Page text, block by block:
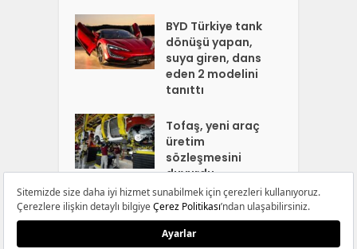
BYD Türkiye tank
dönüşü yapan,
suya giren, dans
eden 2 modelini
tanıttı
Tofaş, yeni araç
üretim
sözleşmesini
duyurdu